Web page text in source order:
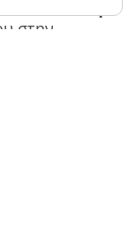
στην